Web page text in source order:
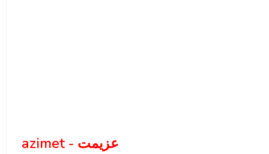
azimet - عزیمت